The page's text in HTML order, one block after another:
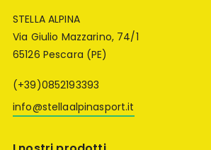
STELLA ALPINA
Via Giulio Mazzarino, 74/1
65126 Pescara (PE)
(+39)0852193393
info@stellaalpinasport.it